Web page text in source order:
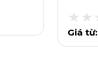
Giá từ: